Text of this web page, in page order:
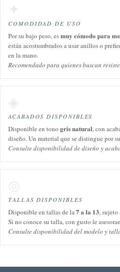
✦
COMODIDAD DE USO
Por su bajo peso, esmuy cómodo para
están acostumbrados a usar anillos o
en la mano.
Recomendado para quienes buscan
◈
ACABADOS DISPONIBLES
Disponible en tono gris natural, con
diseño. Un material que se distingue por
Consulte disponibilidad de diseño y
◎
TALLAS DISPONIBLES
Disponible en tallas de la7 a la 13, sujeto
Si no conoce su talla, con gusto le
Consulte disponibilidad del modelo y